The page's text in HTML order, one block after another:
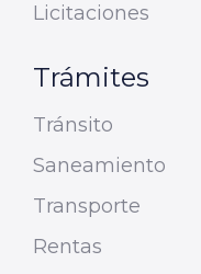
Licitaciones
Trámites
Tránsito
Saneamiento
Transporte
Rentas